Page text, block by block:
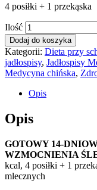
4 posiłki + 1 przekąska
Ilość
Dodaj do koszyka
Kategorii: Dieta przy
jadłospisy, Jadłospisy
Medycyna chińska,
Opis
Opis
GOTOWY 14-
WZMOCNIENIA
kcal, 4 posiłki + 1
mlecznych